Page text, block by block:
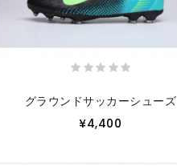
グラウンドサッカーシューズ
¥4,400